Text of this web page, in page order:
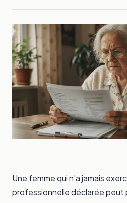
Une femme qui n’a jamais
professionnelle déclarée peut